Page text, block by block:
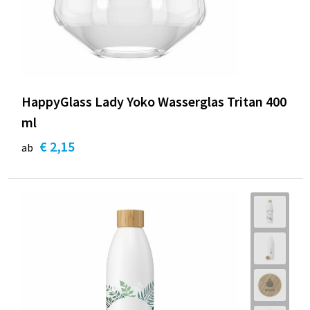
HappyGlass Lady Yoko Wasserglas Tritan 400
ml
ab € 2,15